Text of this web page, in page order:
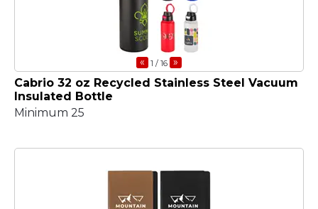
« 1 / 16 »
Cabrio 32 oz Recycled Stainless Steel Vacuum
Insulated Bottle
Minimum 25